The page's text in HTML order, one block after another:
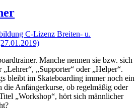
Manche nennen sie bzw. sich
„Lehrer“, „Supporter“ oder „Helper“.
bleibt im Skateboarding immer noch ein
Anfängerkurse, ob regelmäßig oder
„Workshop“, hört sich männlicher